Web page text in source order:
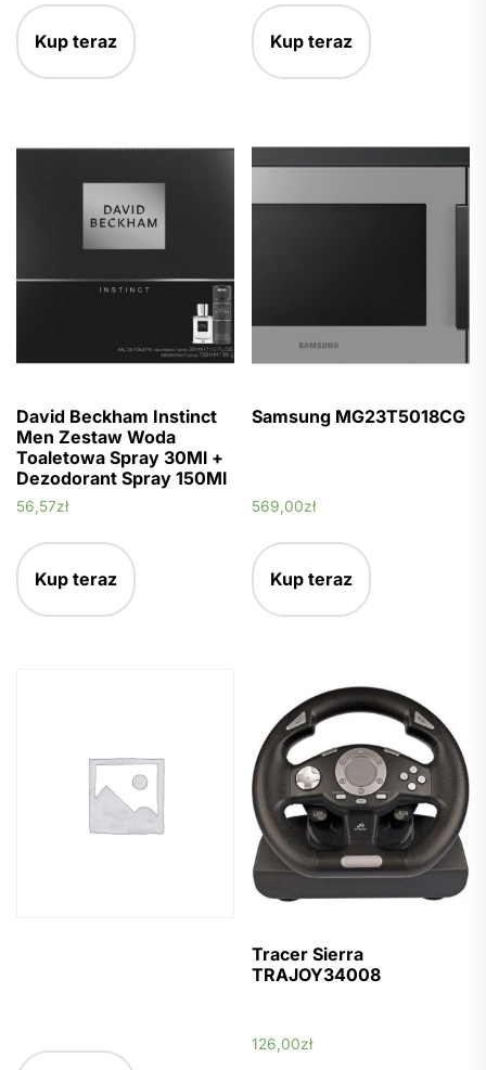
Kup teraz Kup teraz
David Beckham Instinct
Men Zestaw Woda
Toaletowa Spray 30Ml +
Dezodorant Spray 150Ml
56,57zł
Kup teraz
Samsung MG23T5018CG
569,00zł
Kup teraz
Tracer Sierra
TRAJOY34008
126,00zł